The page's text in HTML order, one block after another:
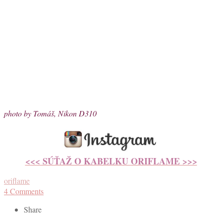
photo by Tomáš, Nikon D310
<<< SÚŤAŽ O KABELKU ORIFLAME >>>
oriflame
4Comments
Share